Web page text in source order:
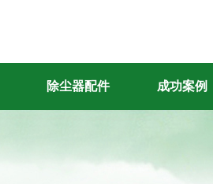
除尘器配件 成功案例